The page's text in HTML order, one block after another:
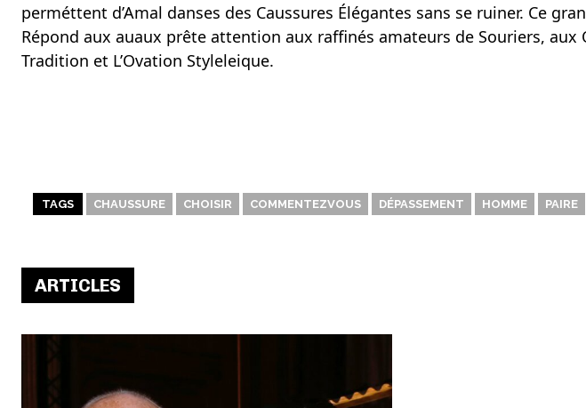
perméttent d’Amal danses des Caussures Élégantes sans se ruiner. Ce
Répond aux auaux prête attention aux raffinés amateurs de Souriers, aux
Tradition et L’Ovation Styleleique.
TAGS CHAUSSURE CHOISIR COMMENTEZVOUS DÉPASSEMENT HOMME PAIRE
ARTICLES